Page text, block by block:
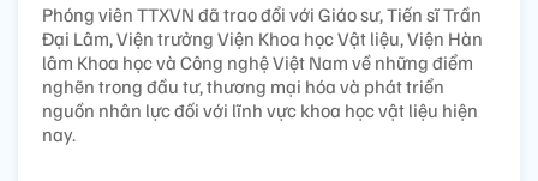
Phóng viên TTXVN đã trao đổi với Giáo sư, Tiến sĩ Trần
Đại Lâm, Viện trưởng Viện Khoa học Vật liệu, Viện Hàn
lâm Khoa học và Công nghệ Việt Nam về những điểm
nghẽn trong đầu tư, thương mại hóa và phát triển
nguồn nhân lực đối với lĩnh vực khoa học vật liệu hiện
nay.